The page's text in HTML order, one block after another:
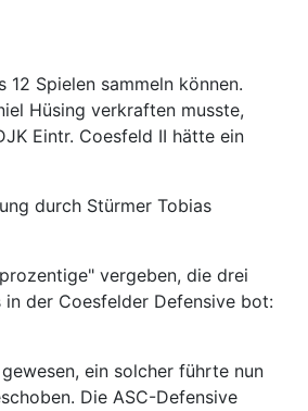
Spielen sammeln können.
Hüsing verkraften musste,
Eintr. Coesfeld II hätte ein
durch Stürmer Tobias
vergeben, die drei
in der Coesfelder Defensive bot:
ein solcher führte nun
Die ASC-Defensive